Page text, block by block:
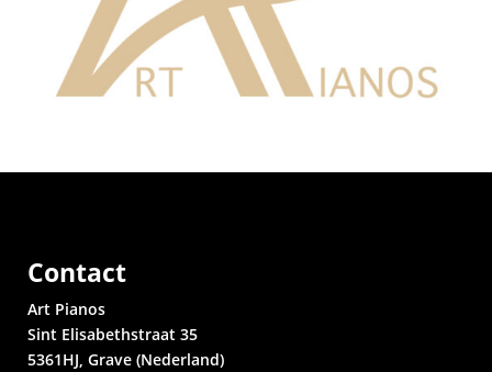
Contact
Art Pianos
Sint Elisabethstraat 35
5361HJ, Grave (Nederland)